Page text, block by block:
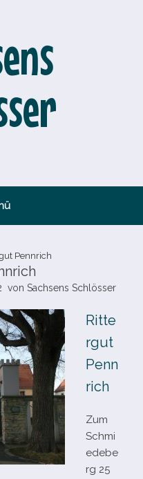
Pennrich
von Sachsens Schlösser
Ritte
rgut
Penn
rich
Zum
Schmi
edebe
rg 25